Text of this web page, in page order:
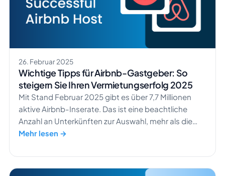
26. Februar 2025
Wichtige Tipps für Airbnb-Gastgeber: So
steigern Sie Ihren Vermietungserfolg 2025
Mit Stand Februar 2025 gibt es über 7,7 Millionen
aktive Airbnb-Inserate. Das ist eine beachtliche
Anzahl an Unterkünften zur Auswahl, mehr als die
Einwohnerzahl von Hongkong. Wie soll SICH Ihre
sind hier genau richtig, um die Sichtbarkeit Ihrer
Immobilie zu steigern. Mit diesem […]
Mehr lesen →